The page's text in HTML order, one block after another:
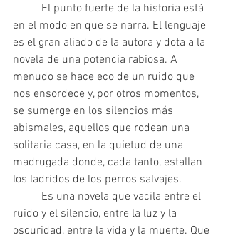
en el modo en que se narra. El lenguaje
es el gran aliado de la autora y dota a la
novela de una potencia rabiosa. A
menudo se hace eco de un ruido que
nos ensordece y, por otros momentos,
se sumerge en los silencios más
abismales, aquellos que rodean una
solitaria casa, en la quietud de una
madrugada donde, cada tanto, estallan
los ladridos de los perros salvajes.
ruido y el silencio, entre la luz y la
oscuridad, entre la vida y la muerte. Que